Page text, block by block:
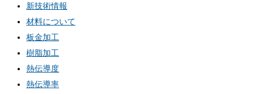
新技術情報
材料について
板金加工
樹脂加工
熱伝導度
熱伝導率